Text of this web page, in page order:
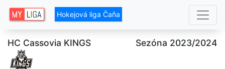
Hokejová liga Čaňa
HC Cassovia KINGS Sezóna 2023/2024